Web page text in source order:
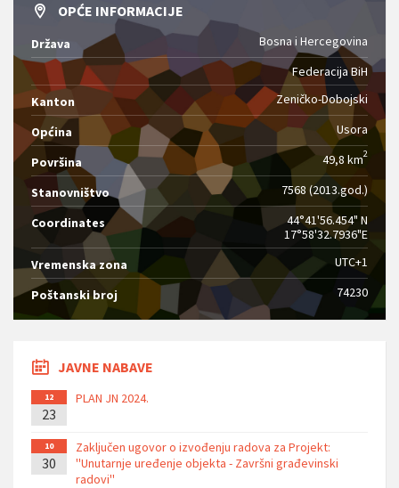
OPĆE INFORMACIJE
Država
Bosna i Hercegovina
Federacija BiH
Kanton
Zeničko-Dobojski
Općina Usora
Površina 49,8 km2
Stanovništvo 7568 (2013.god.)
Coordinates
44°41'56.454" N
17°58'32.7936"E
Vremenska zona
UTC+1
Poštanski broj 74230
JAVNE NABAVE
12
23
PLAN JN 2024.
10
30
Zaključen ugovor o izvođenju radova za Projekt:
''Unutarnje uređenje objekta - Završni građevinski
radovi''